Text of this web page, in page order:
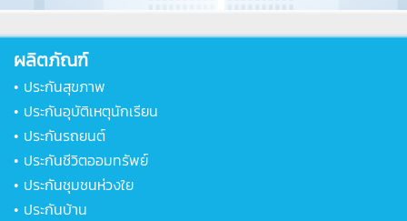
ผลิตภัณฑ์
• ประกันสุขภาพ
• ประกันอุบัติเหตุนักเรียน
• ประกันรถยนต์
• ประกันชีวิตออมทรัพย์
• ประกันชุมชนห่วงใย
• ประกันบ้าน